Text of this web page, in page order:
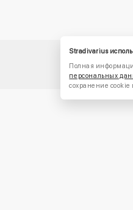
Stradivarius
Полная
персональных
сохранение cookie